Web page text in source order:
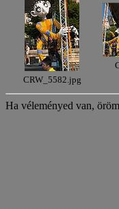
CRW_5582.jpg
Ha véleményed van,